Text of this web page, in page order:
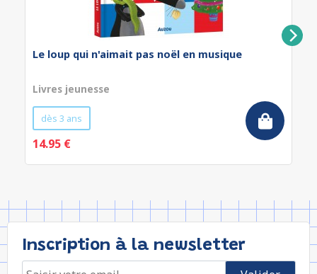
Le loup qui n'aimait pas noël en musique
Livres jeunesse
dès 3 ans
14.95 €
Inscription à la newsletter